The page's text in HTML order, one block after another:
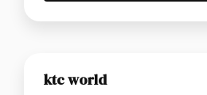
ktc world